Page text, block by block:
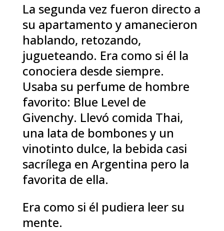
La segunda vez fueron directo a
su apartamento y amanecieron
hablando, retozando,
jugueteando. Era como si él la
conociera desde siempre.
Usaba su perfume de hombre
favorito: Blue Level de
Givenchy. Llevó comida Thai,
una lata de bombones y un
vinotinto dulce, la bebida casi
sacrílega en Argentina pero la
favorita de ella.
Era como si él pudiera leer su
mente.